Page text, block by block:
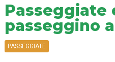
Passeggiate
passeggino
PASSEGGIATE